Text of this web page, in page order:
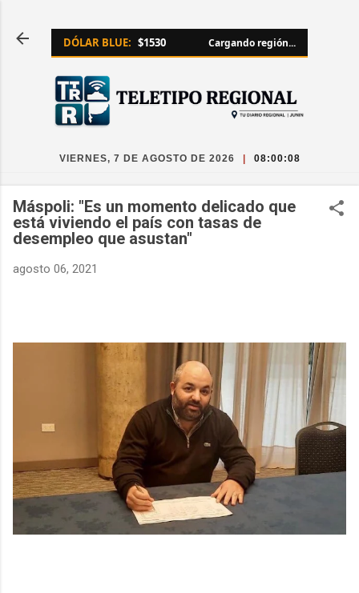
DÓLAR BLUE: $1530 Cargando región...
VIERNES, 7 DE AGOSTO DE 2026 08:00:08
Máspoli: "Es un momento delicado que
está viviendo el país con tasas de
desempleo que asustan"
agosto 06, 2021